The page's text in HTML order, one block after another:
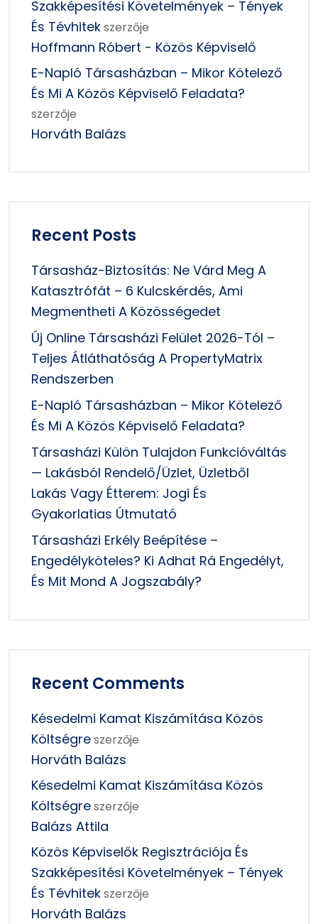
Szakképesítési Követelmények – Tények
És Tévhitekszerzője
Hoffmann Róbert - Közös Képviselő
E-Napló Társasházban – Mikor Kötelező
És Mi A Közös Képviselő Feladata?
szerzője
Horváth Balázs
Recent Posts
Társasház-Biztosítás: Ne Várd Meg A
Katasztrófát – 6 Kulcskérdés, Ami
Megmentheti A Közösségedet
Új Online Társasházi Felület 2026-Tól –
Teljes Átláthatóság A PropertyMatrix
Rendszerben
E-Napló Társasházban – Mikor Kötelező
És Mi A Közös Képviselő Feladata?
Társasházi Külön Tulajdon Funkcióváltás
— Lakásból Rendelő/üzlet, Üzletből
Lakás Vagy Étterem: Jogi És
Gyakorlatias Útmutató
Társasházi Erkély Beépítése –
Engedélyköteles? Ki Adhat Rá Engedélyt,
És Mit Mond A Jogszabály?
Recent Comments
Késedelmi Kamat Kiszámítása Közös
Költségreszerzője
Horváth Balázs
Késedelmi Kamat Kiszámítása Közös
Költségreszerzője
Balázs Attila
Közös Képviselők Regisztrációja És
Szakképesítési Követelmények – Tények
És Tévhitekszerzője
Horváth Balázs